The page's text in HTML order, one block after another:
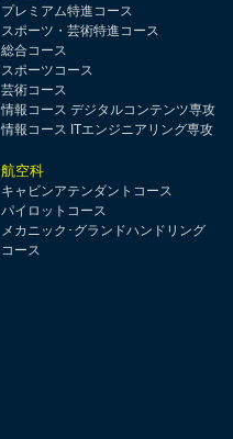
プレミアム特進コース
スポーツ・芸術特進コース
総合コース
スポーツコース
芸術コース
情報コース デジタルコンテンツ専攻
情報コース ITエンジニアリング専攻
航空科
キャビンアテンダントコース
パイロットコース
メカニック･グランドハンドリング
コース